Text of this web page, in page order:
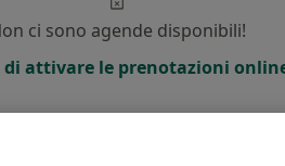
ci sono agende disponibili!
di attivare le prenotazioni